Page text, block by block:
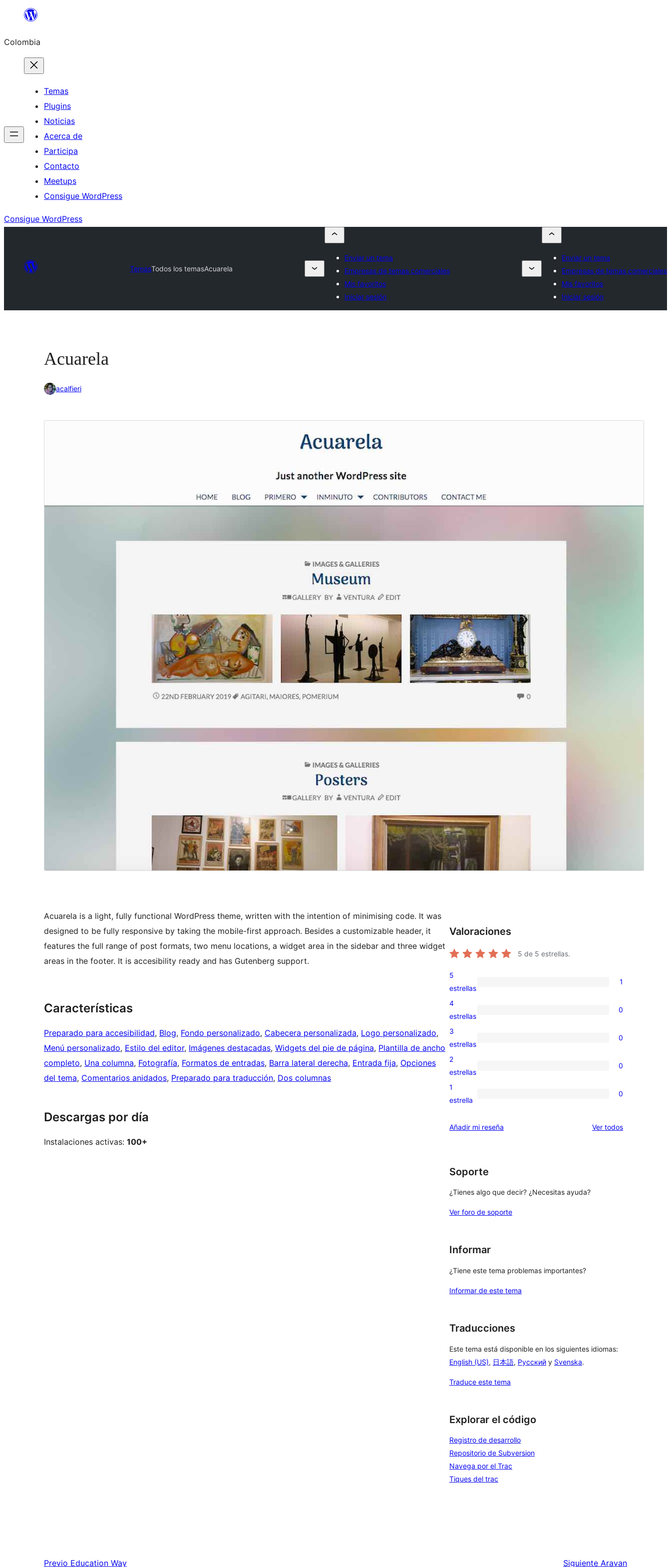
Saltar
contenido
Colombia
Temas
Plugins
Noticias
Acerca de
Participa
Contacto
Meetups
Consigue WordPress
Consigue WordPress
TemasTodos los temasAcuarela
Enviar un tema
Empresas de temas comerciales
Mis favoritos
Iniciar sesión
Enviar un tema
Empresas de temas comerciales
Mis favoritos
Iniciar sesión
Acuarela
acalfieri
Versión de PHP
Página de inicio del tema
Acuarela is a light, fully functional WordPress theme, written with the intention of minimising code. It was
designed to be fully responsive by taking the mobile-first approach. Besides a customizable header, it
features the full range of post formats, two menu locations, a widget area in the sidebar and three widget
areas in the footer. It is accesibility ready and has Gutenberg support.
Características
Preparado para accesibilidad, Blog, Fondo personalizado, Cabecera personalizada, Logo personalizado
Menú personalizado, Estilo del editor, Imágenes destacadas, Widgets del pie de página, Plantilla de ancho
completo, Una columna, Fotografía, Formatos de entradas, Barra lateral derecha, Entrada fija, Opciones
del tema, Comentarios anidados, Preparado para traducción, Dos columnas
Descargas por día
Instalaciones activas: 100+
Valoraciones
5 de 5 estrellas.
1
valoración
de
5
estrellas
1
0
valoraciones
de
4
estrellas
0
0
valoraciones
de
3
estrellas
0
0
valoraciones
de
estrellas
2
estrellas
0
0
de
1
estrella
0
Añadir mi reseña Ver todoslos
Soporte
¿Tienes algo que decir? ¿Necesitas ayuda?
Ver foro de soporte
Informar
¿Tiene este tema problemas importantes?
Informar de este tema
Traducciones
Este tema está disponible en los siguientes idiomas:
English (US), 日本語, Русский y Svenska.
Traduce este tema
Explorar el código
Registro de desarrollo
Repositorio de Subversion
Navega por el Trac
Tiques del trac
Previo Education Way Siguiente Aravan